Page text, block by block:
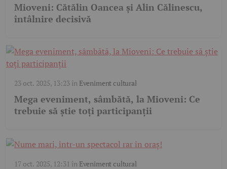
Mioveni: Cătălin Oancea și Alin Călinescu,
întâlnire decisivă
23 oct. 2025, 13:23în Eveniment cultural
Mega eveniment, sâmbătă, la Mioveni: Ce
trebuie să știe toți participanții
17 oct. 2025, 12:31 în Eveniment cultural